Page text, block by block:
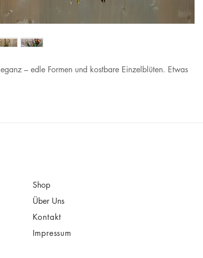
– edle Formen und kostbare Einzelblüten. Etwas
Shop
Über Uns
Kontakt
Impressum